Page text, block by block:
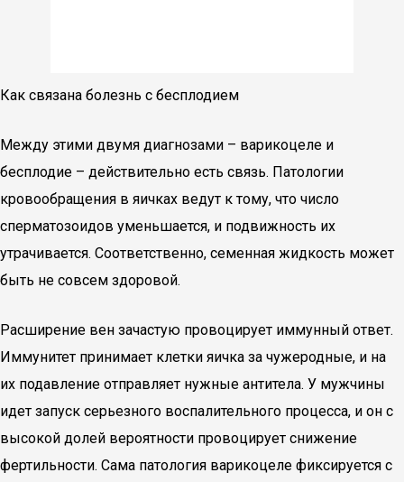
Как связана болезнь с бесплодием
Между этими двумя диагнозами – варикоцеле и
бесплодие – действительно есть связь. Патологии
кровообращения в яичках ведут к тому, что число
сперматозоидов уменьшается, и подвижность их
утрачивается. Соответственно, семенная жидкость может
быть не совсем здоровой.
Расширение вен зачастую провоцирует иммунный ответ.
Иммунитет принимает клетки яичка за чужеродные, и на
их подавление отправляет нужные антитела. У мужчины
идет запуск серьезного воспалительного процесса, и он с
высокой долей вероятности провоцирует снижение
фертильности. Сама патология варикоцеле фиксируется с